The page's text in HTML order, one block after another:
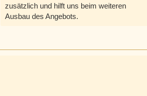
zusätzlich und hilft uns beim weiteren
Ausbau des Angebots.